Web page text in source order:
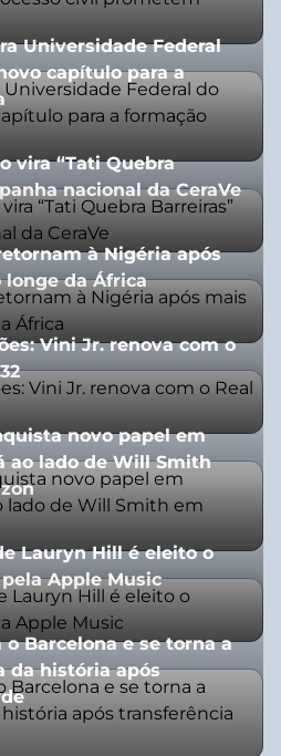
Universidade Federal
capítulo para a
vira “Tati Quebra
nacional da CeraVe
à Nigéria após
longe da África
Vini Jr. renova com o
novo papel em
ao lado de Will Smith
Lauryn Hill é eleito o
Apple Music
Barcelona e se torna a
da história após